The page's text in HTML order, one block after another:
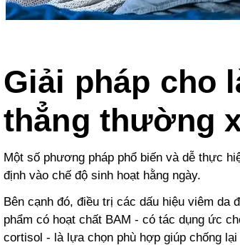
Giải pháp cho
thẳng thường
Một số phương pháp phổ biến và dễ thực
định vào chế độ sinh hoạt hằng ngày.
Bên cạnh đó, điều trị các dấu hiệu viêm da
phẩm có hoạt chất BAM - có tác dụng ức
cortisol - là lựa chọn phù hợp giúp chống